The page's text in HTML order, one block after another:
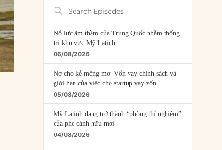
Search
Episodes
Nỗ lực âm thầm của Trung Quốc nhằm thống
trị khu vực Mỹ Latinh
06/08/2026
Nợ cho kẻ mộng mơ: Vốn vay chính sách và
giới hạn của việc cho startup vay vốn
05/08/2026
Mỹ Latinh đang trở thành “phòng thí nghiệm”
của phe cánh hữu mới
04/08/2026